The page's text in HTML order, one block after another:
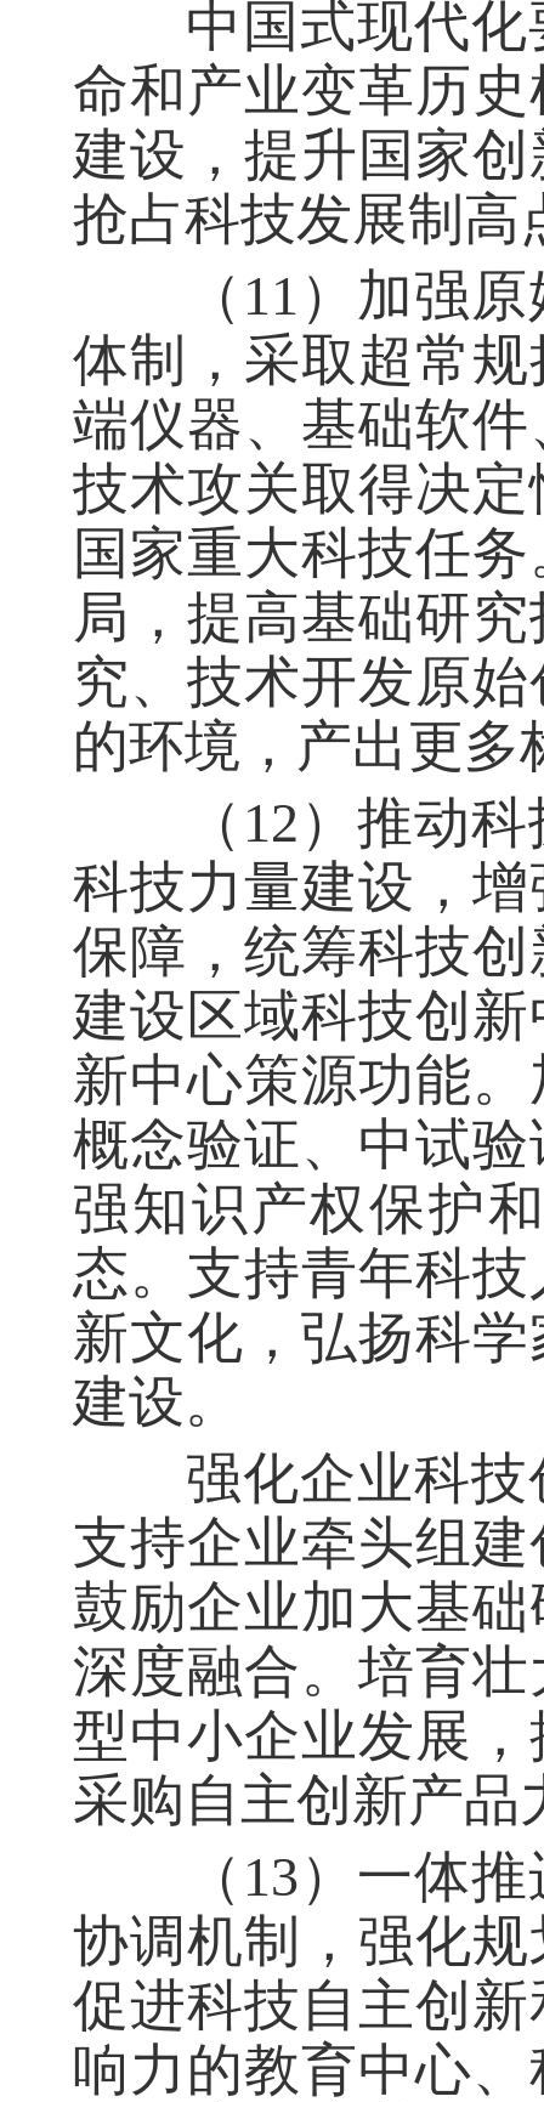
中国式现代化
命和产业变革历
建设，提升国家
抢占科技发展制高
（11）加强原
体制，采取超常
端仪器、基础软
技术攻关取得决
国家重大科技任
局，提高基础研
究、技术开发原
的环境，产出更多
（12）推动科
科技力量建设，
保障，统筹科技
建设区域科技创
新中心策源功能
概念验证、中试
强知识产权保护
态。支持青年科
新文化，弘扬科
建设。
强化企业科技
支持企业牵头组
鼓励企业加大基
深度融合。培育
型中小企业发展
采购自主创新产品
（13）一体推
协调机制，强化
促进科技自主创
响力的教育中心